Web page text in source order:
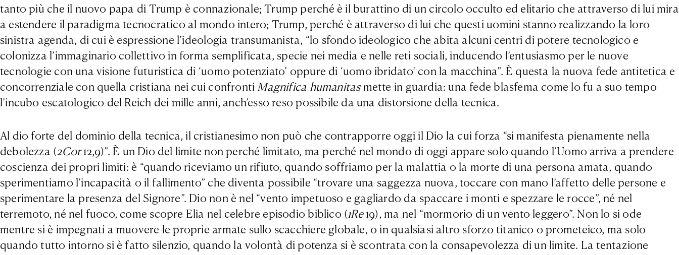
tanto più che il nuovo papa di Trump è connazionale; Trump perché è il burattino di un circolo occulto ed elitario che attraverso di lui mira
a estendere il paradigma tecnocratico al mondo intero; Trump, perché è attraverso di lui che questi uomini stanno realizzando la loro
sinistra agenda, di cui è espressione l’ideologia transumanista, “lo sfondo ideologico che abita alcuni centri di potere tecnologico e
colonizza l’immaginario collettivo in forma semplificata, specie nei media e nelle reti sociali, inducendo l’entusiasmo per le nuove
tecnologie con una visione futuristica di ‘uomo potenziato’ oppure di ‘uomo ibridato’ con la macchina”. È questa la nuova fede antitetica e
concorrenziale con quella cristiana nei cui confronti Magnifica humanitasmette in guardia: una fede blasfema come lo fu a suo tempo
l’incubo escatologico del Reich dei mille anni, anch’esso reso possibile da una distorsione della tecnica.
Al dio forte del dominio della tecnica, il cristianesimo non può che contrapporre oggi il Dio la cui forza “si manifesta pienamente nella
debolezza (2Cor12,9)”. È un Dio del limite non perché limitato, ma perché nel mondo di oggi appare solo quando l’Uomo arriva a prendere
coscienza dei propri limiti: è “quando riceviamo un rifiuto, quando soffriamo per la malattia o la morte di una persona amata, quando
sperimentiamo l’incapacità o il fallimento” che diventa possibile “trovare una saggezza nuova, toccare con mano l’affetto delle persone e
sperimentare la presenza del Signore”. Dio non è nel “vento impetuoso e gagliardo da spaccare i monti e spezzare le rocce”, né nel
terremoto, né nel fuoco, come scopre Elia nel celebre episodio biblico (1Re19), ma nel “mormorio di un vento leggero”. Non lo si ode
mentre si è impegnati a muovere le proprie armate sullo scacchiere globale, o in qualsiasi altro sforzo titanico o prometeico, ma solo
quando tutto intorno si è fatto silenzio, quando la volontà di potenza si è scontrata con la consapevolezza di un limite. La tentazione